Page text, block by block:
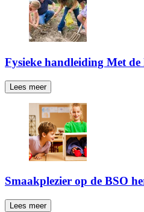
Fysieke handleiding Met
Lees meer
Smaakplezier op de BSO
Lees meer